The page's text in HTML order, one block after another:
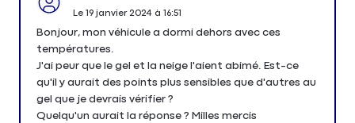
Le 19 janvier 2024à 16:51
Bonjour, mon véhicule a dormi dehors avec ces
températures.
J'ai peur que le gel et la neige l'aient abimé. Est-ce
qu'il y aurait des points plus sensibles que d'autres au
gel que je devrais vérifier ?
Quelqu'un aurait la réponse ? Milles mercis